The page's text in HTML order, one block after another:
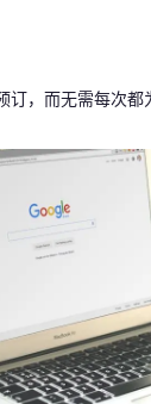
，而无需每次